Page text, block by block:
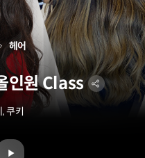
인원 Class
쿠키
헤어